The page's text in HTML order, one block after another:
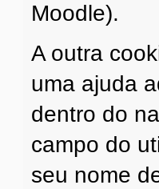
Moodle).
A outra
uma ajuda
dentro do
campo do
seu nome